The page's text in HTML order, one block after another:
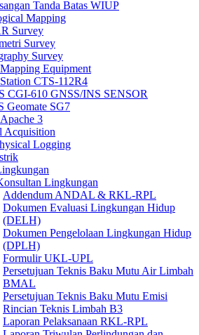
Tanda Batas WIUP
Mapping
Survey
Survey
Survey
Equipment
CTS-112R4
CGI-610 GNSS/INS SENSOR
Geomate SG7
3
Acquisition
Logging
Lingkungan
Addendum ANDAL & RKL-RPL
Dokumen Evaluasi Lingkungan Hidup
(DELH)
Dokumen Pengelolaan Lingkungan Hidup
(DPLH)
Formulir UKL-UPL
Persetujuan Teknis Baku Mutu Air Limbah
BMAL
Persetujuan Teknis Baku Mutu Emisi
Rincian Teknis Limbah B3
Laporan Pelaksanaan RKL-RPL